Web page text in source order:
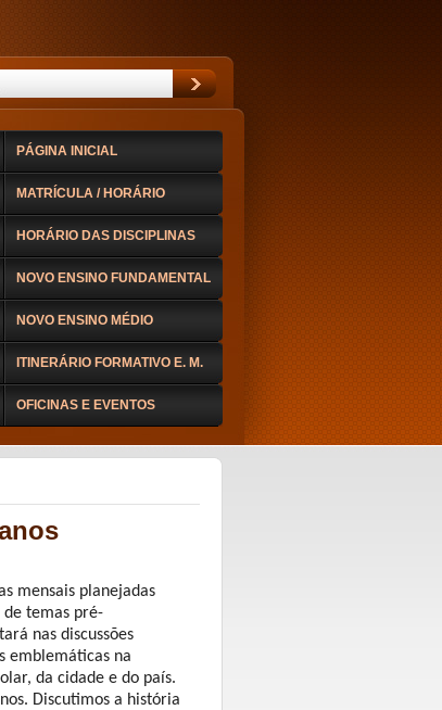
mensais planejadas
de temas pré-
nas discussões
emblemáticas na
da cidade e do país.
Discutimos a história
PÁGINA INICIAL
MATRÍCULA / HORÁRIO
HORÁRIO DAS DISCIPLINAS
NOVO ENSINO FUNDAMENTAL
NOVO ENSINO MÉDIO
ITINERÁRIO FORMATIVO E. M.
OFICINAS E EVENTOS